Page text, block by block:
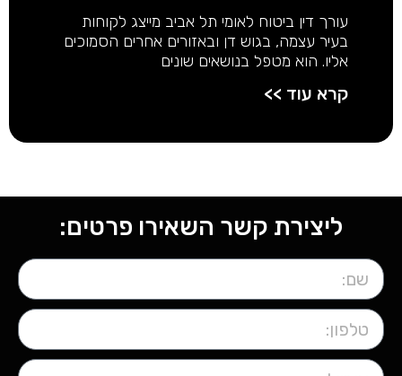
עורך דין ביטוח לאומי תל אביב מייצג לקוחות
בעיר עצמה, בגוש דן ובאזורים אחרים הסמוכים
אליו. הוא מטפל בנושאים שונים
קרא עוד >>
ליצירת קשר השאירו פרטים: